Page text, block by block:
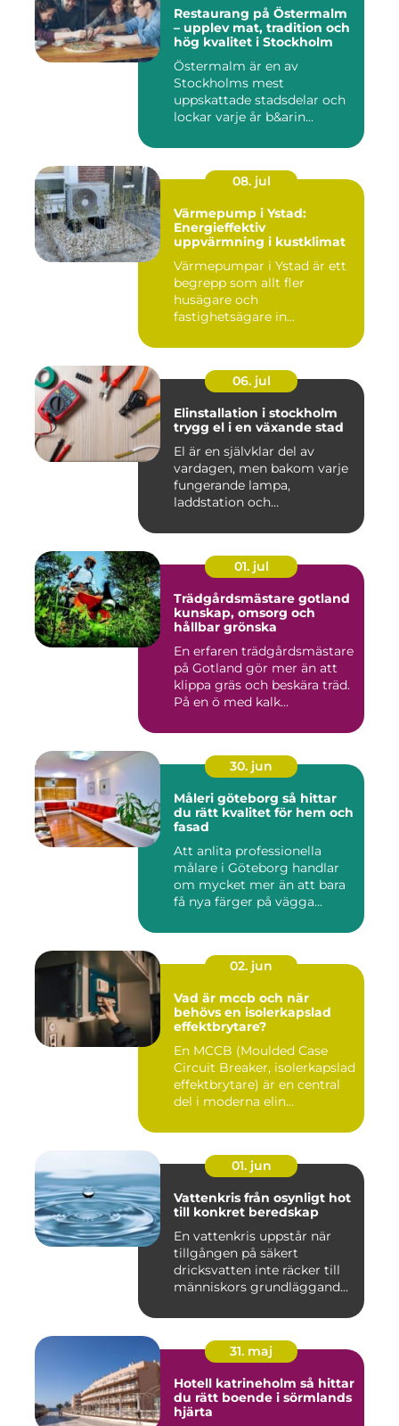
Restaurang på Östermalm
– upplev mat, tradition och
hög kvalitet i Stockholm
Östermalm är en av
Stockholms mest
uppskattade stadsdelar och
lockar varje år b&arin...
08. jul
Värmepump i Ystad:
Energieffektiv
uppvärmning i kustklimat
Värmepumpar i Ystad är ett
begrepp som allt fler
husägare och
fastighetsägare in...
06. jul
Elinstallation i stockholm
trygg el i en växande stad
El är en självklar del av
vardagen, men bakom varje
fungerande lampa,
laddstation och
01. jul
Trädgårdsmästare gotland
kunskap, omsorg och
hållbar grönska
En erfaren trädgårdsmästare
på Gotland gör mer än att
klippa gräs och beskära träd.
På en ö med kalk...
30. jun
Måleri göteborg så hittar
du rätt kvalitet för hem och
fasad
Att anlita professionella
målare i Göteborg handlar
om mycket mer än att bara
få nya färger på vägga...
02. jun
Vad är mccb och när
behövs en isolerkapslad
effektbrytare?
En MCCB (Moulded Case
Circuit Breaker, isolerkapslad
effektbrytare) är en central
del i moderna elin...
01. jun
Vattenkris från osynligt hot
till konkret beredskap
En vattenkris uppstår när
tillgången på säkert
dricksvatten inte räcker till
människors grundläggand...
31. maj
Hotell katrineholm så hittar
du rätt boende i sörmlands
hjärta